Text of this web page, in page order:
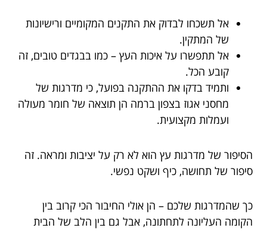
אל תשכחו לבדוק את התקנים המקומיים ורישיונות
של המתקין.
אל תתפשרו על איכות העץ – כמו בבגדים טובים, זה
קובע הכל.
ותמיד בדקו את ההתקנה בפועל, כי מדרגות של
מחסני אגוז בצפון ברמה הן תוצאה של חומר מעולה
ועמלות מקצועית.
הסיפור של מדרגות עץ הוא לא רק על יציבות ומראה. זה
סיפור של תחושה, כיף ושקט נפשי.
כך שהמדרגות שלכם – הן אולי החיבור הכי קרוב בין
הקומה העליונה לתחתונה, אבל גם בין הלב של הבית